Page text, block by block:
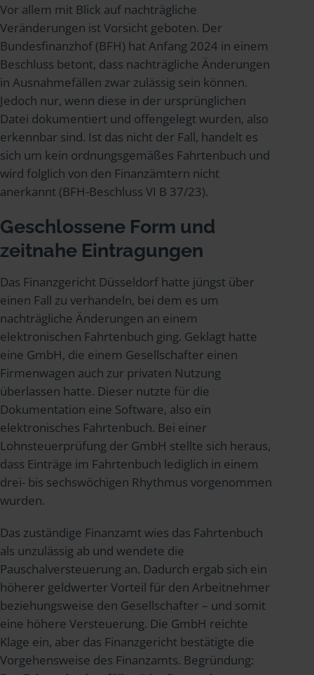
Vor allem mit Blick auf nachträgliche
Veränderungen ist Vorsicht geboten. Der
Bundesfinanzhof (BFH) hat Anfang 2024 in einem
Beschluss betont, dass nachträgliche Änderungen
in Ausnahmefällen zwar zulässig sein können.
Jedoch nur, wenn diese in der ursprünglichen
Datei dokumentiert und offengelegt wurden, also
erkennbar sind. Ist das nicht der Fall, handelt es
sich um kein ordnungsgemäßes Fahrtenbuch und
wird folglich von den Finanzämtern nicht
anerkannt (BFH-Beschluss VI B 37/23).
Geschlossene Form und
zeitnahe Eintragungen
Das Finanzgericht Düsseldorf hatte jüngst über
einen Fall zu verhandeln, bei dem es um
nachträgliche Änderungen an einem
elektronischen Fahrtenbuch ging. Geklagt hatte
eine GmbH, die einem Gesellschafter einen
Firmenwagen auch zur privaten Nutzung
überlassen hatte. Dieser nutzte für die
Dokumentation eine Software, also ein
elektronisches Fahrtenbuch. Bei einer
Lohnsteuerprüfung der GmbH stellte sich heraus,
dass Einträge im Fahrtenbuch lediglich in einem
drei- bis sechswöchigen Rhythmus vorgenommen
wurden.
Das zuständige Finanzamt wies das Fahrtenbuch
als unzulässig ab und wendete die
Pauschalversteuerung an. Dadurch ergab sich ein
höherer geldwerter Vorteil für den Arbeitnehmer
beziehungsweise den Gesellschafter – und somit
eine höhere Versteuerung. Die GmbH reichte
Klage ein, aber das Finanzgericht bestätigte die
Vorgehensweise des Finanzamts. Begründung: